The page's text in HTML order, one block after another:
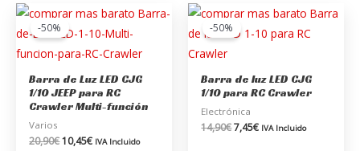
-50%
Barra de Luz LED CJG
1/10 JEEP para RC
Crawler Multi-función
Varios
20,90€
El
precio
original
20,90€.
10,45€
El
precio
actual
es:
10,45€.
IVA Incluido
-50%
Barra de luz LED CJG
1/10 para RC Crawler
Electrónica
14,90€
El
precio
original
7,45€
El
precio
actual
IVA Incluido